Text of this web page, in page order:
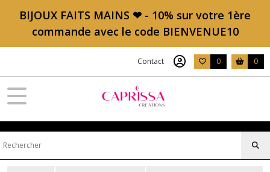
BIJOUX FAITS MAINS ❤ - 10% sur votre 1ère
commande avec le code BIENVENUE10
Contact 0 0